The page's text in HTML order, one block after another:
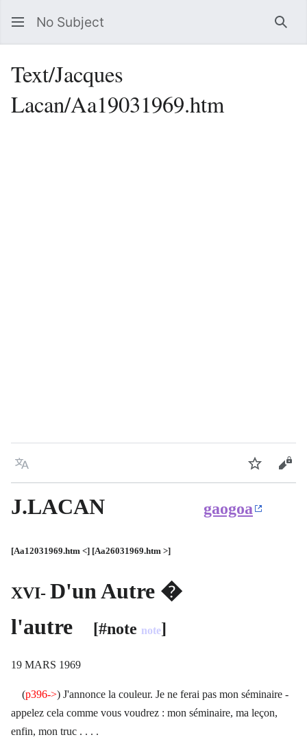
No Subject
Text/Jacques
Lacan/Aa19031969.htm
Language Watch
J.LACAN gaogoa
[Aa12031969.htm <] [Aa26031969.htm >]
XVI- D'un Autre �
l'autre [#note note]
19 MARS 1969
(p396->) J'annonce la couleur. Je ne ferai pas mon séminaire -
appelez cela comme vous voudrez : mon séminaire, ma leçon,
enfin, mon truc . . . .